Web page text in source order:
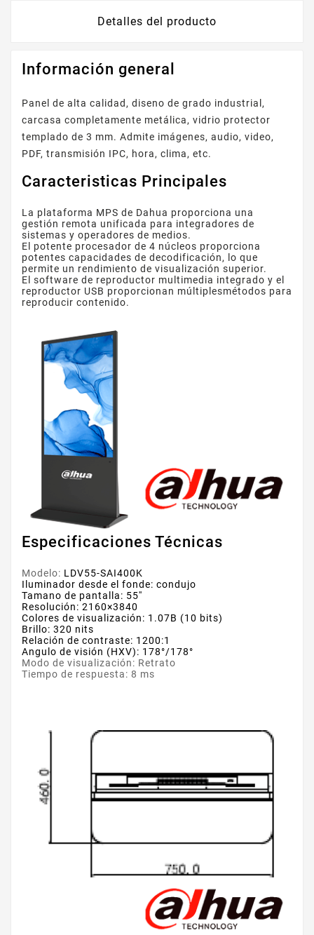
Detalles del producto
Información general
Panel de alta calidad, diseno de grado industrial,
carcasa completamente metálica, vidrio protector
templado de 3 mm. Admite imágenes, audio, video,
PDF, transmisión IPC, hora, clima, etc.
Caracteristicas Principales
La plataforma MPS de Dahua proporciona una
gestión remota unificada para integradores de
sistemas y operadores de medios.
El potente procesador de 4 núcleos proporciona
potentes capacidades de decodificación, lo que
permite un rendimiento de visualización superior.
El software de reproductor multimedia integrado y el
reproductor USB proporcionan múltiplesmétodos para
reproducir contenido.
Especificaciones Técnicas
Modelo: LDV55-SAI400K
Iluminador desde el fonde: condujo
Tamano de pantalla: 55''
Resolución: 2160×3840
Colores de visualización: 1.07B (10 bits)
Brillo: 320 nits
Relación de contraste: 1200:1
Angulo de visión (HXV): 178°/178°
Modo de visualización: Retrato
Tiempo de respuesta: 8 ms